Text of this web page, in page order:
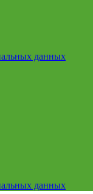
данных
данных